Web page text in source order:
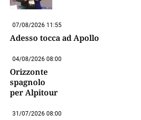
07/08/2026 11:55
Adesso tocca ad Apollo
04/08/2026 08:00
Orizzonte
spagnolo
per Alpitour
31/07/2026 08:00